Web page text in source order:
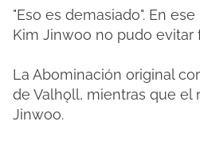
"Eso es demasiado". En
Kim Jinwoo no pudo evitar
La Abominación original
de Valhǫll, mientras que el
Jinwoo.